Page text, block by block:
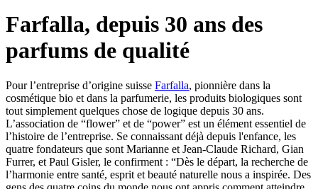
Farfalla, depuis 30 ans des
parfums de qualité
Pour l’entreprise d’origine suisse Farfalla, pionnière dans la
cosmétique bio et dans la parfumerie, les produits biologiques sont
tout simplement quelques chose de logique depuis 30 ans.
L’association de “flower” et de “power” est un élément essentiel de
l’histoire de l’entreprise. Se connaissant déjà depuis l'enfance, les
quatre fondateurs que sont Marianne et Jean-Claude Richard, Gian
Furrer, et Paul Gisler, le confirment : “Dès le départ, la recherche de
l’harmonie entre santé, esprit et beauté naturelle nous a inspirée. Des